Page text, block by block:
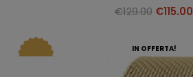
€129.00 €115.00
IN OFFERTA!